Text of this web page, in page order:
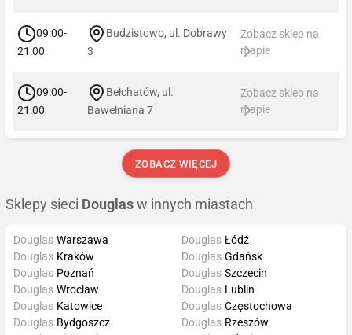
09:00-
21:00
Budzistowo, ul. Dobrawy
3
Zobacz sklep na
mapie
09:00-
21:00
Bełchatów, ul.
Bawełniana 7
Zobacz sklep na
mapie
ZOBACZ WIĘCEJ
Sklepy sieci Douglas w innych miastach
Douglas Warszawa
Douglas Kraków
Douglas Poznań
Douglas Wrocław
Douglas Łódź
Douglas Gdańsk
Douglas Szczecin
Douglas Lublin
Douglas Katowice
Douglas Bydgoszcz
Douglas Częstochowa
Douglas Rzeszów